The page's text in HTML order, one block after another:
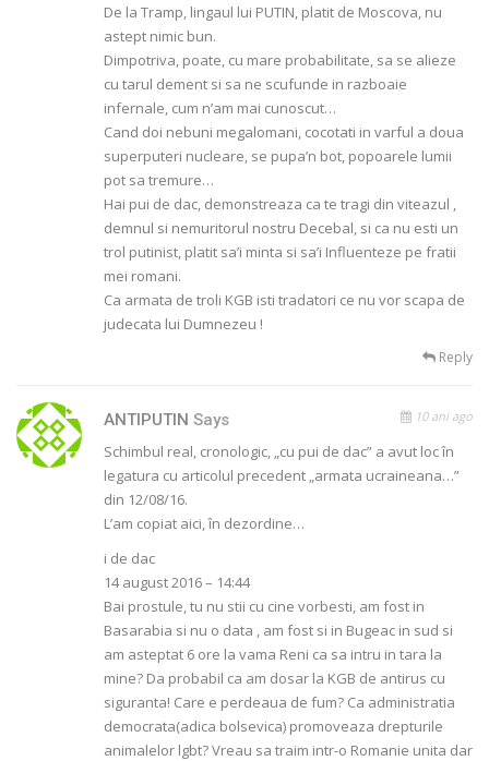
De la Tramp, lingaul lui PUTIN, platit de Moscova, nu
astept nimic bun.
Dimpotriva, poate, cu mare probabilitate, sa se alieze
cu tarul dement si sa ne scufunde in razboaie
infernale, cum n’am mai cunoscut…
Cand doi nebuni megalomani, cocotati in varful a doua
superputeri nucleare, se pupa’n bot, popoarele lumii
pot sa tremure…
Hai pui de dac, demonstreaza ca te tragi din viteazul ,
demnul si nemuritorul nostru Decebal, si ca nu esti un
trol putinist, platit sa’i minta si sa’i Influenteze pe fratii
mei romani.
Ca armata de troli KGB isti tradatori ce nu vor scapa de
judecata lui Dumnezeu !
Reply
ANTIPUTIN Says 10 ani ago
Schimbul real, cronologic, „cu pui de dac” a avut loc în
legatura cu articolul precedent „armata ucraineana…”
din 12/08/16.
L’am copiat aici, în dezordine…
i de dac
14 august 2016 – 14:44
Bai prostule, tu nu stii cu cine vorbesti, am fost in
Basarabia si nu o data , am fost si in Bugeac in sud si
am asteptat 6 ore la vama Reni ca sa intru in tara la
mine? Da probabil ca am dosar la KGB de antirus cu
siguranta! Care e perdeaua de fum? Ca administratia
democrata(adica bolsevica) promoveaza drepturile
animalelor lgbt? Vreau sa traim intr-o Romanie unita dar